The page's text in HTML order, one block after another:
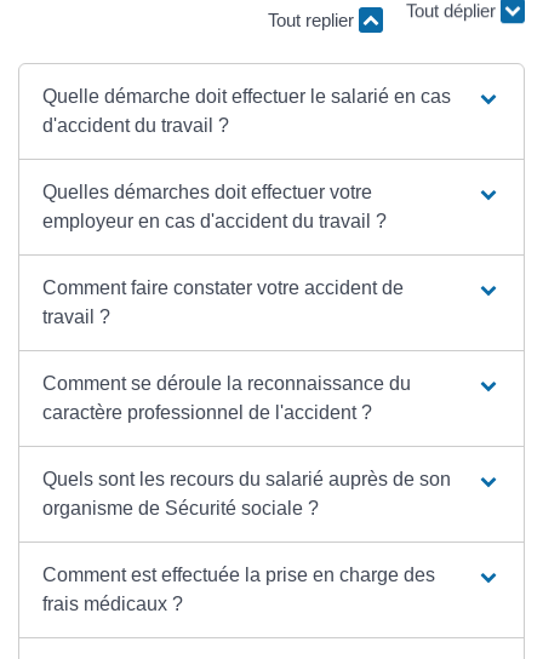
Tout replier
Quelle démarche doit effectuer le salarié en cas
d'accident du travail ?
Quelles démarches doit effectuer votre
employeur en cas d'accident du travail ?
Comment faire constater votre accident de
travail ?
Comment se déroule la reconnaissance du
caractère professionnel de l'accident ?
Quels sont les recours du salarié auprès de son
organisme de Sécurité sociale ?
Comment est effectuée la prise en charge des
frais médicaux ?